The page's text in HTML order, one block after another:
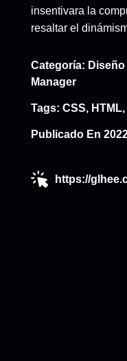
insentivara la
resaltar el
Categoría: Diseño
Manager
Tags: CSS, HTML,
Publicado En
https://